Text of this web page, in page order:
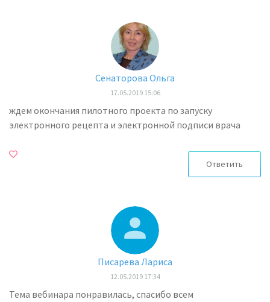
Сенаторова Ольга
17.05.2019 15:06
ждем окончания пилотного проекта по запуску
электронного рецепта и электронной подписи врача
Ответить
Писарева Лариса
12.05.2019 17:34
Тема вебинара понравилась, спасибо всем